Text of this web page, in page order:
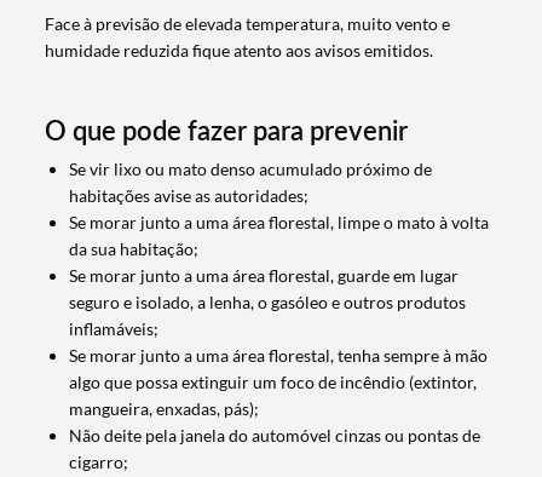
Face à previsão de elevada temperatura, muito vento e
humidade reduzida fique atento aos avisos emitidos.
O que pode fazer para prevenir
Se vir lixo ou mato denso acumulado próximo de
habitações avise as autoridades;
Se morar junto a uma área florestal, limpe o mato à volta
da sua habitação;
Se morar junto a uma área florestal, guarde em lugar
seguro e isolado, a lenha, o gasóleo e outros produtos
inflamáveis;
Se morar junto a uma área florestal, tenha sempre à mão
algo que possa extinguir um foco de incêndio (extintor,
mangueira, enxadas, pás);
Não deite pela janela do automóvel cinzas ou pontas de
cigarro;